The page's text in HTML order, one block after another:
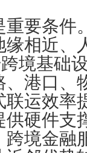
要条件
缘相近、
境基础
港口、
运效率
供硬件支
境金融